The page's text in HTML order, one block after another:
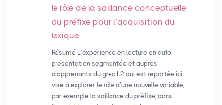
le rôle de la saillance conceptuelle
du préfixe pour l’acquisition du
lexique
Résumé L’expérience en lecture en auto-
présentation segmentée et auprès
d’apprenants du grec L2 qui est reportée ici,
vise à explorer le rôle d’une nouvelle variable,
par exemple la saillance du préfixe, dans